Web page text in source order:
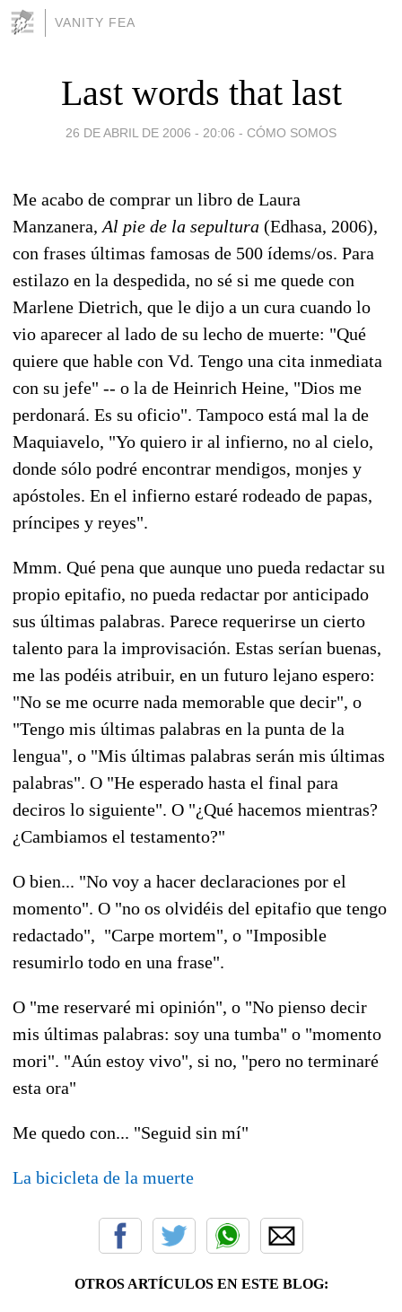
VANITY FEA
Last words that last
26 DE ABRIL DE 2006 - 20:06 - CÓMO SOMOS
Me acabo de comprar un libro de Laura
Manzanera, Al pie de la sepultura (Edhasa, 2006),
con frases últimas famosas de 500 ídems/os. Para
estilazo en la despedida, no sé si me quede con
Marlene Dietrich, que le dijo a un cura cuando lo
vio aparecer al lado de su lecho de muerte: "Qué
quiere que hable con Vd. Tengo una cita inmediata
con su jefe" -- o la de Heinrich Heine, "Dios me
perdonará. Es su oficio". Tampoco está mal la de
Maquiavelo, "Yo quiero ir al infierno, no al cielo,
donde sólo podré encontrar mendigos, monjes y
apóstoles. En el infierno estaré rodeado de papas,
príncipes y reyes".
Mmm. Qué pena que aunque uno pueda redactar su
propio epitafio, no pueda redactar por anticipado
sus últimas palabras. Parece requerirse un cierto
talento para la improvisación. Estas serían buenas,
me las podéis atribuir, en un futuro lejano espero:
"No se me ocurre nada memorable que decir", o
"Tengo mis últimas palabras en la punta de la
lengua", o "Mis últimas palabras serán mis últimas
palabras". O "He esperado hasta el final para
deciros lo siguiente". O "¿Qué hacemos mientras?
¿Cambiamos el testamento?"
O bien... "No voy a hacer declaraciones por el
momento". O "no os olvidéis del epitafio que tengo
redactado", "Carpe mortem", o "Imposible
resumirlo todo en una frase".
O "me reservaré mi opinión", o "No pienso decir
mis últimas palabras: soy una tumba" o "momento
mori". "Aún estoy vivo", si no, "pero no terminaré
esta ora"
Me quedo con... "Seguid sin mí"
La bicicleta de la muerte
OTROS ARTÍCULOS EN ESTE BLOG: